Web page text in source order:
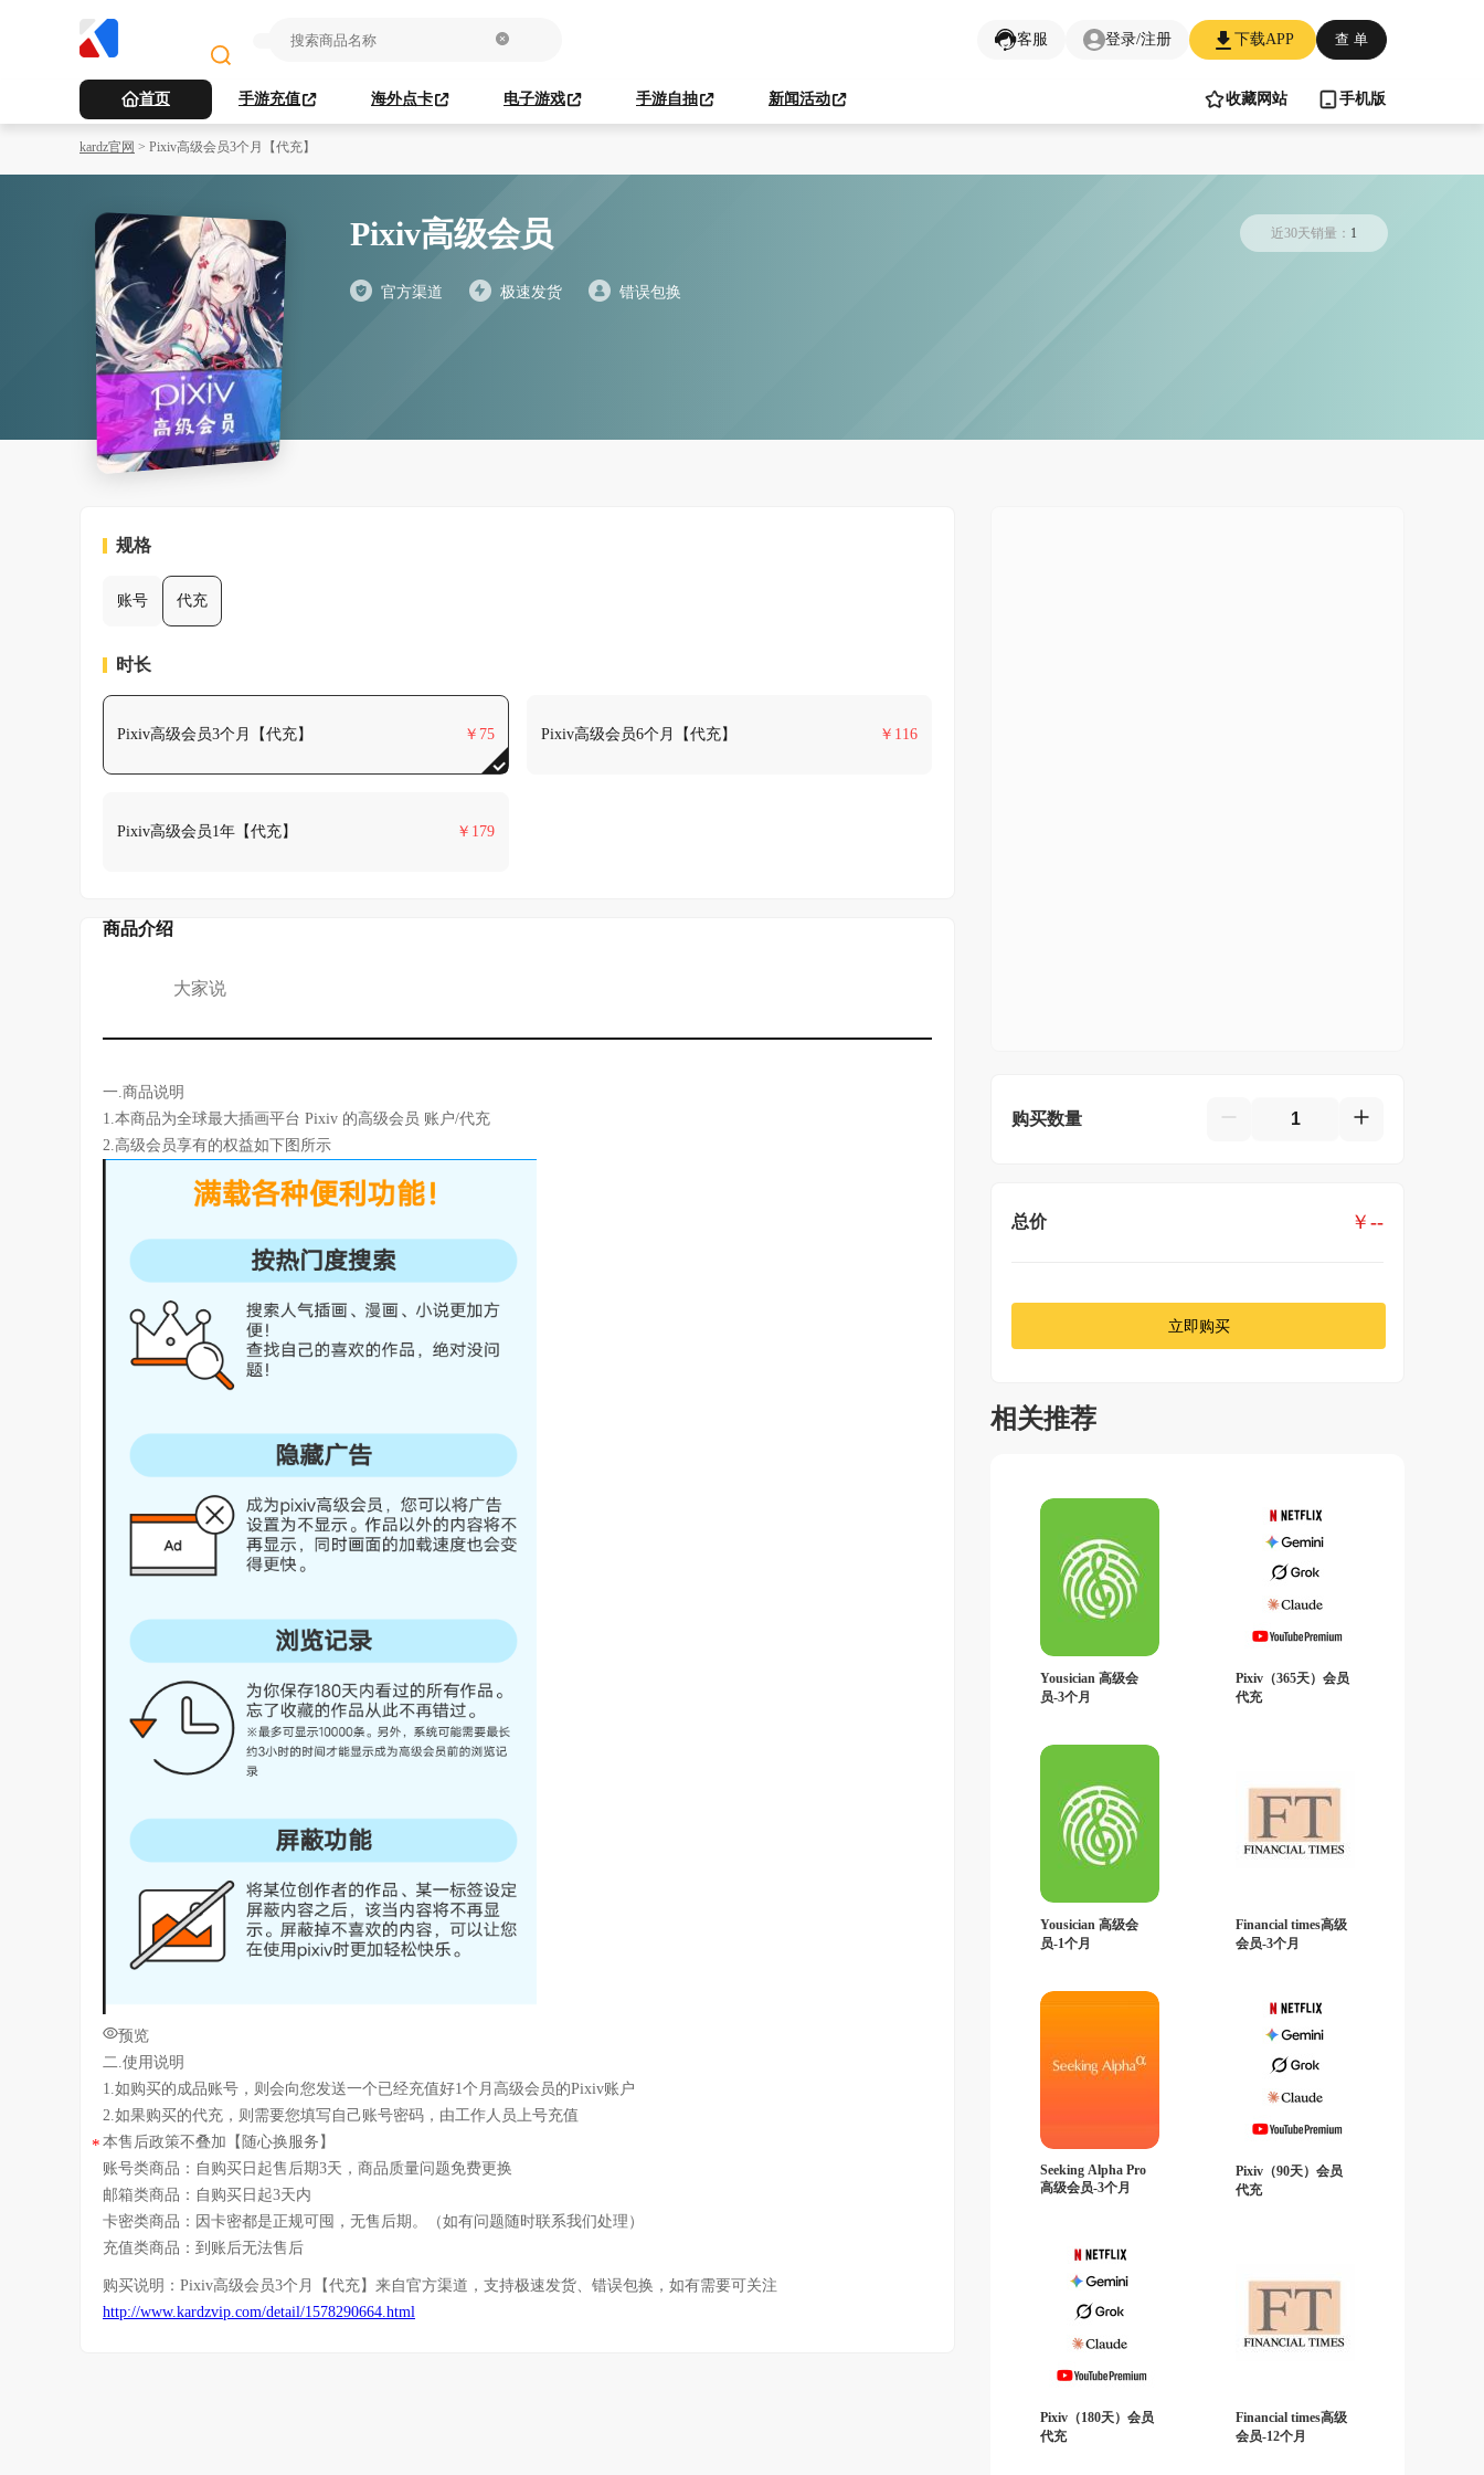
客服 登录/注册 下载APP 查 单
首页 手游充值 海外点卡 电子游戏 手游自抽 新闻活动 收藏网站 手机版
kardz官网 > Pixiv高级会员3个月【代充】
Pixiv高级会员
官方渠道 极速发货 错误包换
近30天销量： 1
规格
账号 代充
时长
Pixiv高级会员3个月【代充】 ￥ 75 Pixiv高级会员6个月【代充】 ￥ 116
Pixiv高级会员1年【代充】 ￥ 179
商品介绍
大家说
一.商品说明
1.本商品为全球最大插画平台 Pixiv 的高级会员 账户/代充
2.高级会员享有的权益如下图所示
预览
二.使用说明
1.如购买的成品账号，则会向您发送一个已经充值好1个月高级会员的Pixiv账户
2.如果购买的代充，则需要您填写自己账号密码，由工作人员上号充值
* 本售后政策不叠加【随心换服务】
账号类商品：自购买日起售后期3天，商品质量问题免费更换
邮箱类商品：自购买日起3天内
卡密类商品：因卡密都是正规可囤，无售后期。（如有问题随时联系我们处理）
充值类商品：到账后无法售后
购买说明： Pixiv高级会员3个月【代充】 来自官方渠道，支持极速发货、错误包换，如有需要可关注
http://www.kardzvip.com/detail/1578290664.html
购买数量
总价 ￥ --
立即购买
相关推荐
Yousician 高级会
员-3个月
Pixiv（365天）会员
代充
Yousician 高级会
员-1个月
Financial times高级
会员-3个月
Seeking Alpha Pro
高级会员-3个月
Pixiv（90天）会员
代充
Pixiv（180天）会员
代充
Financial times高级
会员-12个月